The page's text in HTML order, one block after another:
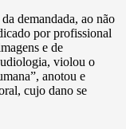
demandada, ao não
por profissional
e de
violou o
anotou e
cujo dano se